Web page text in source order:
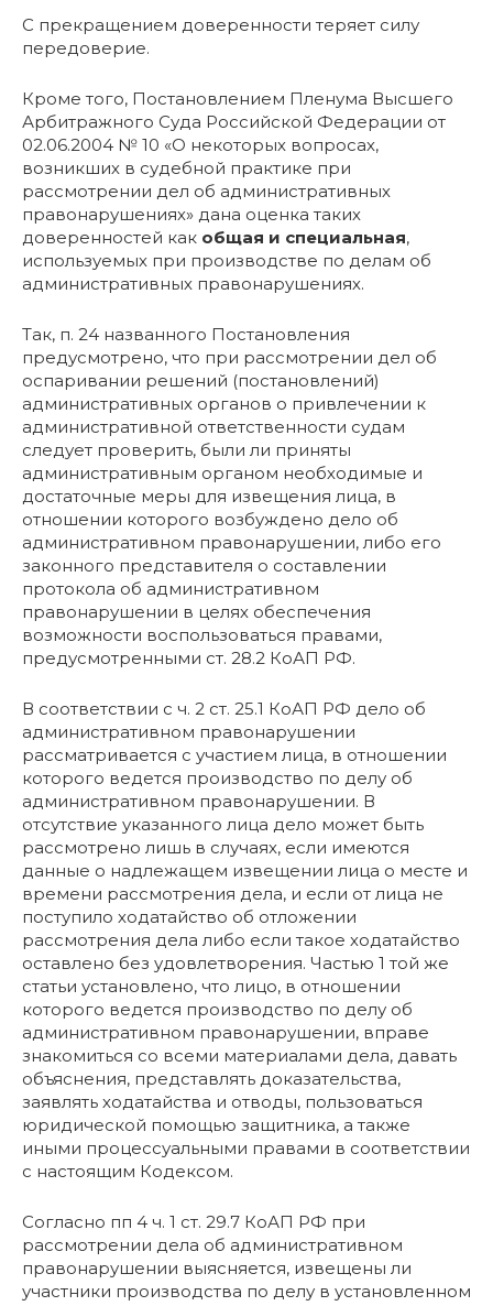
С прекращением доверенности теряет силу
передоверие.
Кроме того, Постановлением Пленума Высшего
Арбитражного Суда Российской Федерации от
02.06.2004 № 10 «О некоторых вопросах,
возникших в судебной практике при
рассмотрении дел об административных
правонарушениях» дана оценка таких
доверенностей как общая и специальная,
используемых при производстве по делам об
административных правонарушениях.
Так, п. 24 названного Постановления
предусмотрено, что при рассмотрении дел об
оспаривании решений (постановлений)
административных органов о привлечении к
административной ответственности судам
следует проверить, были ли приняты
административным органом необходимые и
достаточные меры для извещения лица, в
отношении которого возбуждено дело об
административном правонарушении, либо его
законного представителя о составлении
протокола об административном
правонарушении в целях обеспечения
возможности воспользоваться правами,
предусмотренными ст. 28.2 КоАП РФ.
В соответствии с ч. 2 ст. 25.1 КоАП РФ дело об
административном правонарушении
рассматривается с участием лица, в отношении
которого ведется производство по делу об
административном правонарушении. В
отсутствие указанного лица дело может быть
рассмотрено лишь в случаях, если имеются
данные о надлежащем извещении лица о месте и
времени рассмотрения дела, и если от лица не
поступило ходатайство об отложении
рассмотрения дела либо если такое ходатайство
оставлено без удовлетворения. Частью 1 той же
статьи установлено, что лицо, в отношении
которого ведется производство по делу об
административном правонарушении, вправе
знакомиться со всеми материалами дела, давать
объяснения, представлять доказательства,
заявлять ходатайства и отводы, пользоваться
юридической помощью защитника, а также
иными процессуальными правами в соответствии
с настоящим Кодексом.
Согласно пп 4 ч. 1 ст. 29.7 КоАП РФ при
рассмотрении дела об административном
правонарушении выясняется, извещены ли
участники производства по делу в установленном